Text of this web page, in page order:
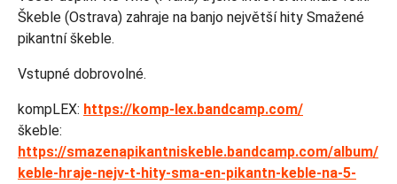
Škeble (Ostrava) zahraje na banjo největší hity Smažené
pikantní škeble.
Vstupné dobrovolné.
kompLEX: https://komp-lex.bandcamp.com/
škeble:
https://smazenapikantniskeble.bandcamp.com/album/
keble-hraje-nejv-t-hity-sma-en-pikantn-keble-na-5-